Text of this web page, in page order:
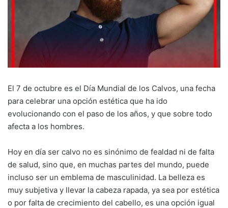
El 7 de octubre es el Día Mundial de los Calvos, una fecha
para celebrar una opción estética que ha ido
evolucionando con el paso de los años, y que sobre todo
afecta a los hombres.
Hoy en día ser calvo no es sinónimo de fealdad ni de falta
de salud, sino que, en muchas partes del mundo, puede
incluso ser un emblema de masculinidad. La belleza es
muy subjetiva y llevar la cabeza rapada, ya sea por estética
o por falta de crecimiento del cabello, es una opción igual